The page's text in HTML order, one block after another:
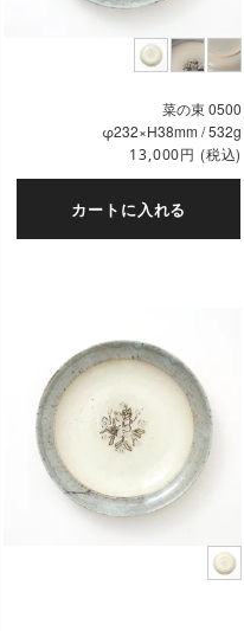
菜の束 0500
φ232×H38mm / 532g
13,000円 (税込)
カートに入れる